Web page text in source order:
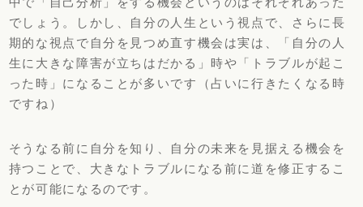
でしょう。しかし、自分の人生という視点で、さらに長
期的な視点で自分を見つめ直す機会は実は、「自分の人
生に大きな障害が立ちはだかる」時や「トラブルが起こ
った時」になることが多いです（占いに行きたくなる時
ですね）
そうなる前に自分を知り、自分の未来を見据える機会を
持つことで、大きなトラブルになる前に道を修正するこ
とが可能になるのです。